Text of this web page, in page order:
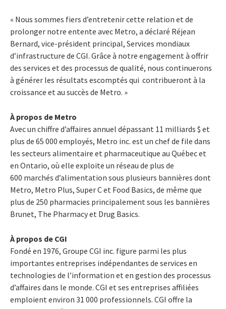
« Nous sommes fiers d’entretenir cette relation et de
prolonger notre entente avec Metro, a déclaré Réjean
Bernard, vice-président principal, Services mondiaux
d’infrastructure de CGI. Grâce à notre engagement à offrir
des services et des processus de qualité, nous continuerons
à générer les résultats escomptés qui contribueront à la
croissance et au succès de Metro. »
À propos de Metro
Avec un chiffre d’affaires annuel dépassant 11 milliards $ et
plus de 65 000 employés, Metro inc. est un chef de file dans
les secteurs alimentaire et pharmaceutique au Québec et
en Ontario, où elle exploite un réseau de plus de
600 marchés d’alimentation sous plusieurs bannières dont
Metro, Metro Plus, Super C et Food Basics, de même que
plus de 250 pharmacies principalement sous les bannières
Brunet, The Pharmacy et Drug Basics.
À propos de CGI
Fondé en 1976, Groupe CGI inc. figure parmi les plus
importantes entreprises indépendantes de services en
technologies de l’information et en gestion des processus
d’affaires dans le monde. CGI et ses entreprises affiliées
emploient environ 31 000 professionnels. CGI offre la